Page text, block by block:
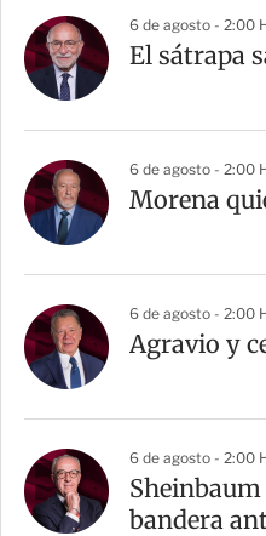
a
r
t
6 de agosto - 2:00
El sátrapa
6 de agosto - 2:00
Morena
6 de agosto - 2:00
Agravio y
6 de agosto - 2:00
bandera